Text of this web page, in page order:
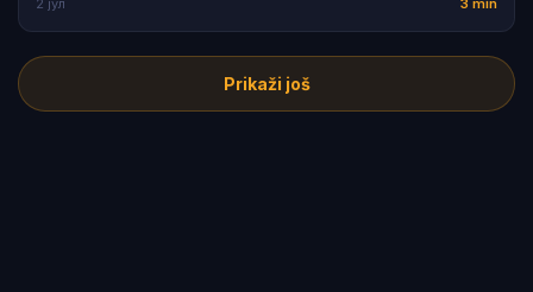
2 јул 3 min
Prikaži još